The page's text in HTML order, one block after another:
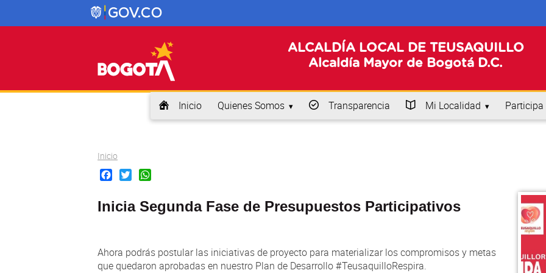
ALCALDÍA LOCAL DE TEUSAQUILLO
Alcaldía Mayor de Bogotá D.C.
Inicio Quienes Somos Transparencia Mi Localidad Participa
Usted está aquí
Inicio
Facebook
Twitter
Inicia Segunda Fase de Presupuestos Participativos
Ahora podrás postular las iniciativas de proyecto para materializar los compromisos y metas
que quedaron aprobadas en nuestro Plan de Desarrollo #TeusaquilloRespira.